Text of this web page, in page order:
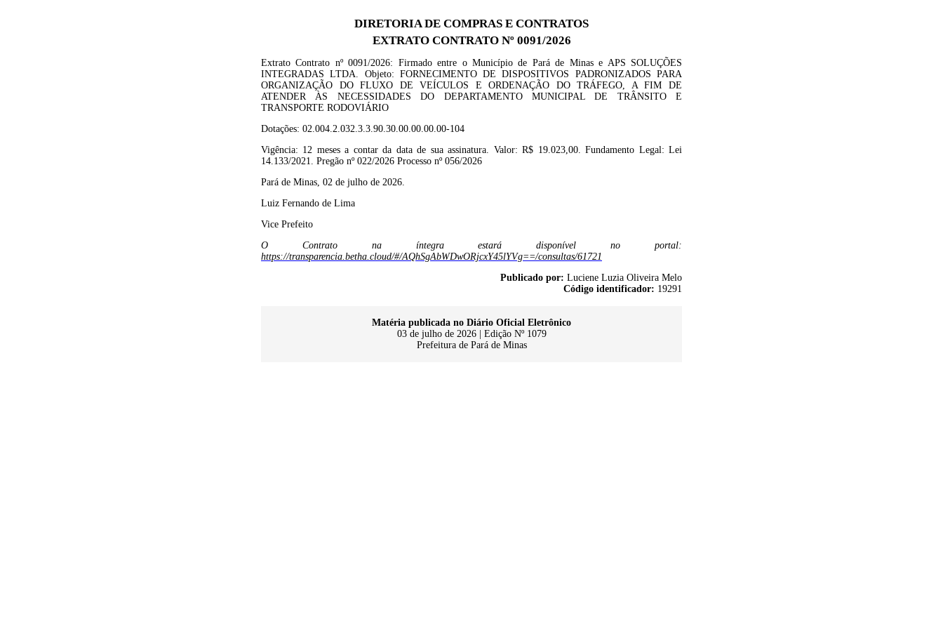
DIRETORIA DE COMPRAS E CONTRATOS
EXTRATO CONTRATO Nº 0091/2026
Extrato Contrato nº0091/2026: Firmado entre o Município de Pará de Minas e APS SOLUÇÕES
INTEGRADAS LTDA. Objeto: FORNECIMENTODE DISPOSITIVOS PADRONIZADOS PARA
ORGANIZAÇÃO DO FLUXO DE VEÍCULOS E ORDENAÇÃO DO TRÁFEGO, A FIM DE
ATENDER ÀS NECESSIDADES DO DEPARTAMENTO MUNICIPAL DE TRÂNSITO E
TRANSPORTE RODOVIÁRIO
Dotações: 02.004.2.032.3.3.90.30.00.00.00.00-104
Vigência: 12 meses a contar da data de sua assinatura. Valor: R$ 19.023,00. Fundamento Legal: Lei
14.133/2021. Pregão nº 022/2026 Processo nº 056/2026
Pará de Minas, 02 de julho de 2026.
Luiz Fernando de Lima
Vice Prefeito
O Contrato na íntegra estará disponível no portal:
https://transparencia.betha.cloud/#/AQhSgAbWDwORjcxY45lYVg==/consultas/61721
Publicado por: Luciene Luzia Oliveira Melo
Código identificador: 19291
Matéria publicada no Diário Oficial Eletrônico
03 de julho de 2026 | Edição Nº 1079
Prefeitura de Pará de Minas